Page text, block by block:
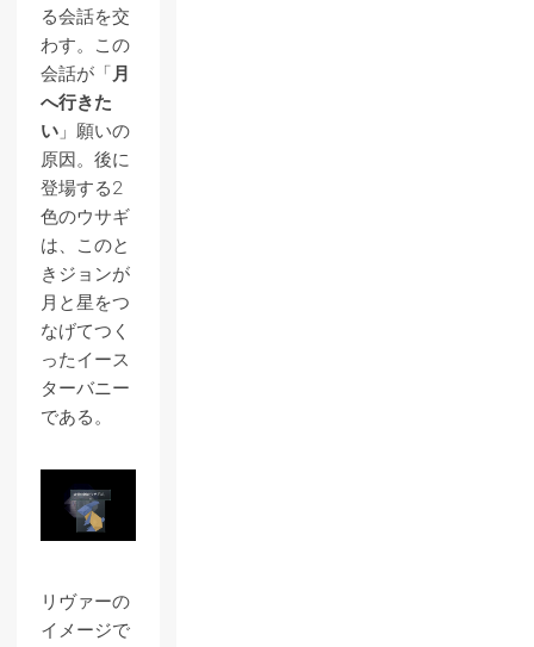
る会話を交
わす。この
会話が「月
へ行きた
い 」願いの
原因。後に
登場する2
色のウサギ
は、このと
きジョンが
月と星をつ
なげてつく
ったイース
ターバニー
である。
リヴァーの
イメージで